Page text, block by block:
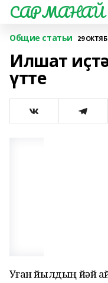
САРМАНАЙ
Общие статьи 29
Илшат
үтте
Уҙған йылдың йәй